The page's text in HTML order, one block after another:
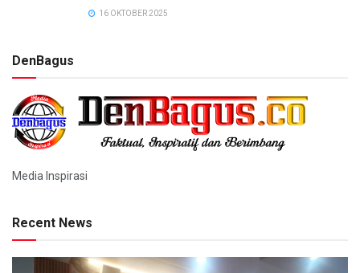
16 OKTOBER 2025
DenBagus
Media Inspirasi
Recent News